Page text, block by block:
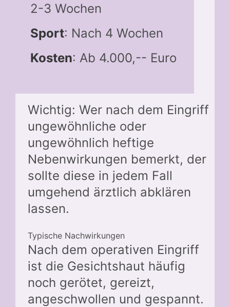
2-3 Wochen
Sport: Nach 4 Wochen
Kosten: Ab 4.000,-- Euro
Wichtig: Wer nach dem Eingriff
ungewöhnliche oder
ungewöhnlich heftige
Nebenwirkungen bemerkt, der
sollte diese in jedem Fall
umgehend ärztlich abklären
lassen.
Typische Nachwirkungen
Nach dem operativen Eingriff
ist die Gesichtshaut häufig
noch gerötet, gereizt,
angeschwollen und gespannt.